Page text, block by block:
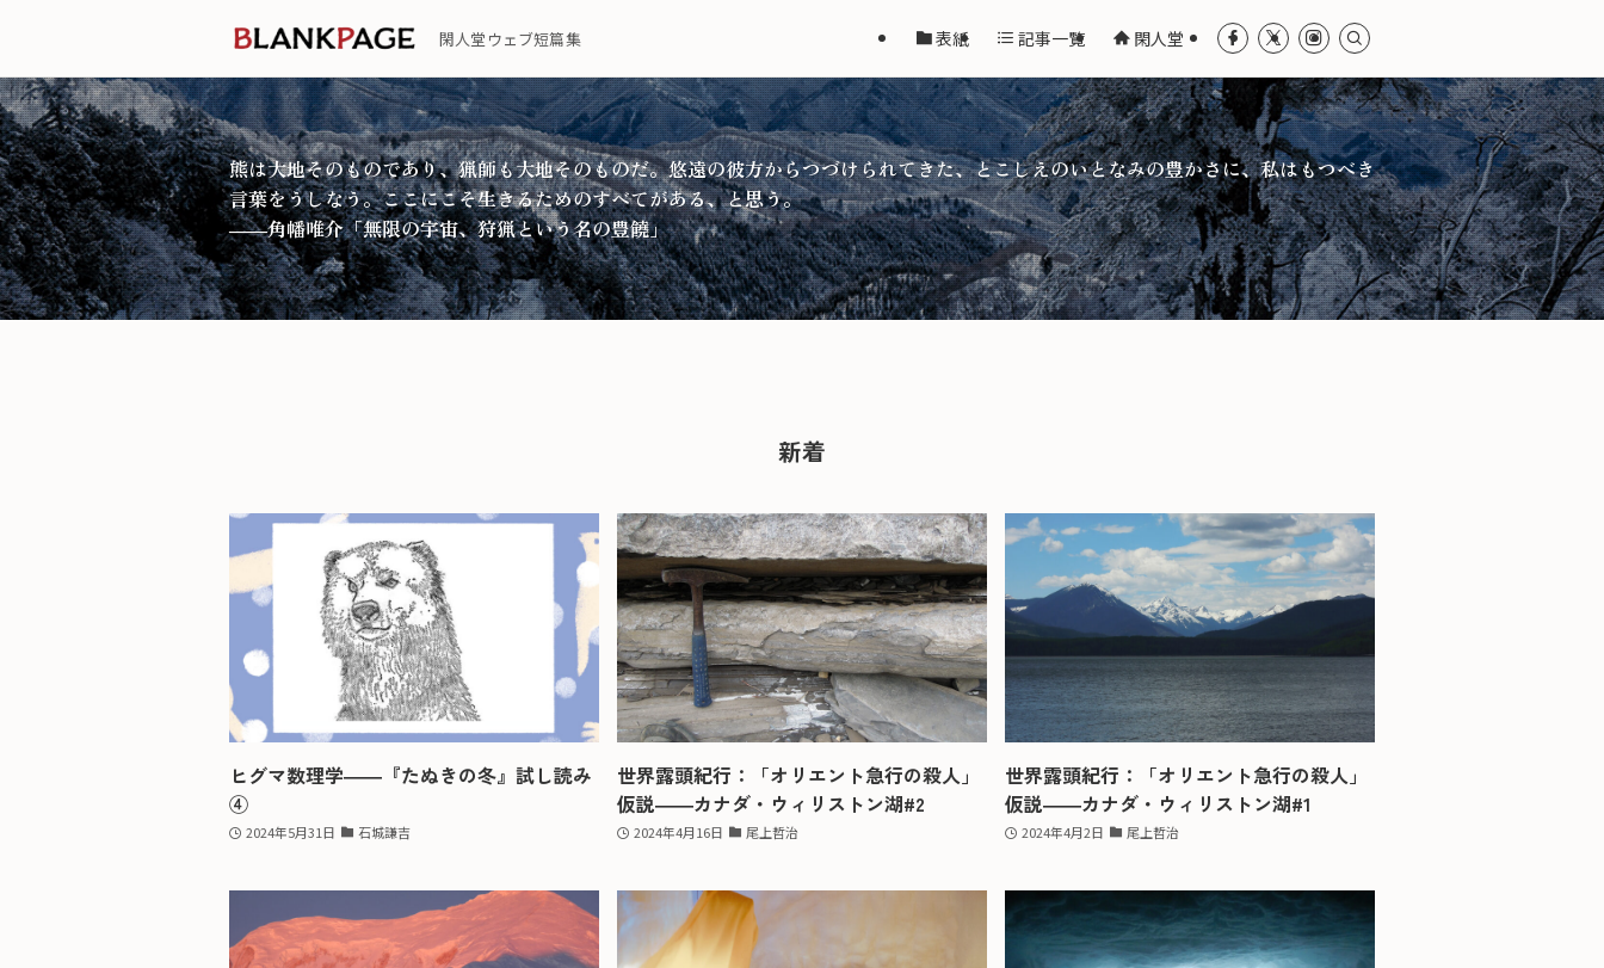
閑人堂ウェブ短篇集 表紙 記事一覧 閑人堂
熊は大地そのものであり、猟師も大地そのものだ。悠遠の彼方からつづけられてきた、とこしえのいとなみの豊かさに、私はもつべき
言葉をうしなう。ここにこそ生きるためのすべてがある、と思う。
――角幡唯介「無限の宇宙、狩猟という名の豊饒」
新着
ヒグマ数理学――『たぬきの冬』試し読み
④
2024年5月31日 石城謙吉
世界露頭紀行：「オリエント急行の殺人」
仮説――カナダ・ウィリストン湖#2
2024年4月16日 尾上哲治
世界露頭紀行：「オリエント急行の殺人」
仮説――カナダ・ウィリストン湖#1
2024年4月2日 尾上哲治